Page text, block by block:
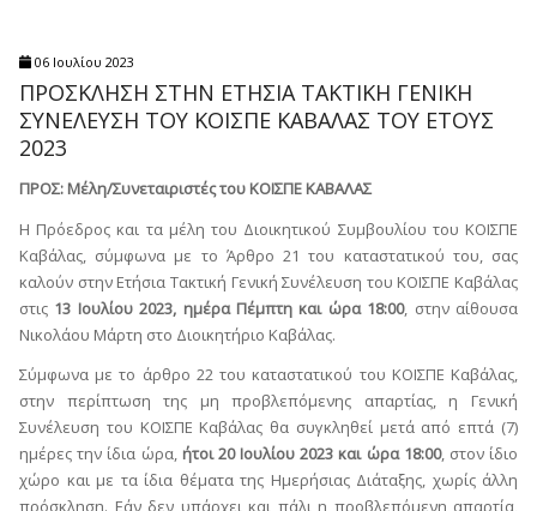
06 Ιουλίου 2023
ΠΡΟΣΚΛΗΣΗ ΣΤΗΝ ΕΤΗΣΙΑ TAKTIKH ΓΕΝΙΚΗ
ΣΥΝΕΛΕΥΣΗ ΤΟΥ ΚΟΙΣΠΕ ΚΑΒΑΛΑΣ TOY ΕΤΟΥΣ
2023
ΠΡΟΣ: Μέλη/Συνεταιριστές του ΚΟΙΣΠΕ ΚΑΒΑΛΑΣ
H Πρόεδρος και τα μέλη του Διοικητικού Συμβουλίου του ΚΟΙΣΠΕ
Καβάλας, σύμφωνα με το Άρθρο 21 του καταστατικού του, σας
καλούν στην Ετήσια Τακτική Γενική Συνέλευση του ΚΟΙΣΠΕ Καβάλας
στις 13 Ιουλίου 2023, ημέρα Πέμπτη και ώρα 18:00, στην αίθουσα
Νικολάου Μάρτη στο Διοικητήριο Καβάλας.
Σύμφωνα με το άρθρο 22 του καταστατικού του ΚΟΙΣΠΕ Καβάλας,
στην περίπτωση της μη προβλεπόμενης απαρτίας, η Γενική
Συνέλευση του ΚΟΙΣΠΕ Καβάλας θα συγκληθεί μετά από επτά (7)
ημέρες την ίδια ώρα, ήτοι 20 Ιουλίου 2023 και ώρα 18:00, στον ίδιο
χώρο και με τα ίδια θέματα της Ημερήσιας Διάταξης, χωρίς άλλη
πρόσκληση. Εάν δεν υπάρχει και πάλι η προβλεπόμενη απαρτία,